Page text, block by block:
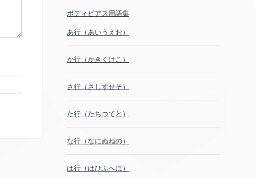
ボディピアス用語集
あ行（あいうえお）
か行（かきくけこ）
さ行（さしすせそ）
た行（たちつてと）
な行（なにぬねの）
は行（はひふへほ）